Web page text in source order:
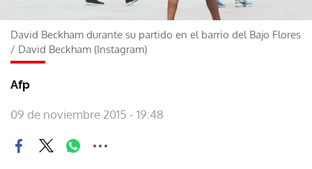
David Beckham durante su partido en el barrio del Bajo Flores
/ David Beckham (Instagram)
Afp
09 de noviembre 2015 - 19:48